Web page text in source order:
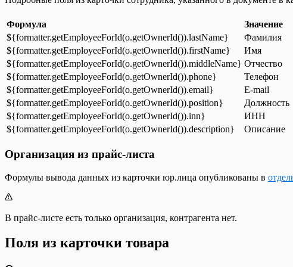
Формула
Значение
${formatter.getEmployeeForId(o.getOwnerId()).lastName}
Фамилия
${formatter.getEmployeeForId(o.getOwnerId()).firstName}
Имя
${formatter.getEmployeeForId(o.getOwnerId()).middleName} Отчество
${formatter.getEmployeeForId(o.getOwnerId()).phone}
Телефон
${formatter.getEmployeeForId(o.getOwnerId()).email}
E-mail
${formatter.getEmployeeForId(o.getOwnerId()).position}
Должность
${formatter.getEmployeeForId(o.getOwnerId()).inn}
ИНН
${formatter.getEmployeeForId(o.getOwnerId()).description}
Описание
Организация из прайс-листа
Формулы вывода данных из карточки юр.лица опубликованы в
В прайс-листе есть только организация, контрагента нет.
Поля из карточки товара